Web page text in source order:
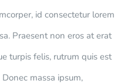
id consectetur lorem
Praesent non eros at erat
turpis felis, rutrum quis est
massa ipsum,